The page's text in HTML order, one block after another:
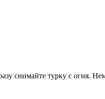
снимайте турку с огня.